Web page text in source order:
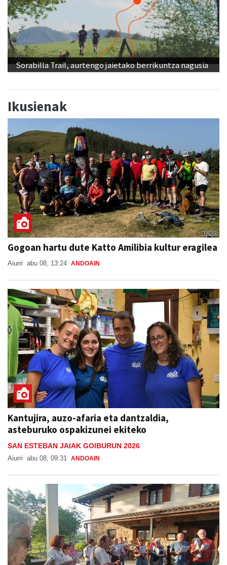
Sorabilla Trail, aurtengo jaietako berrikuntza nagusia
Ikusienak
Gogoan hartu dute Katto Amilibia kultur eragilea
Aiurri abu 08, 13:24 ANDOAIN
Kantujira, auzo-afaria eta dantzaldia,
asteburuko ospakizunei ekiteko
SAN ESTEBAN JAIAK GOIBURUN 2026
Aiurri abu 08, 09:31 ANDOAIN